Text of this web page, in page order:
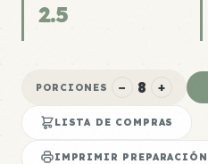
2.5
PORCIONES − 8 +
LISTA DE COMPRAS
IMPRIMIR PREPARACIÓN